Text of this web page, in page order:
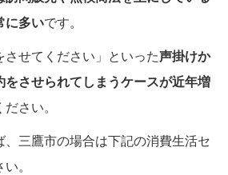
に多いです。
させてください」といった声掛けか
をさせられてしまうケースが近年増
さい。
、三鷹市の場合は下記の消費生活セ
。